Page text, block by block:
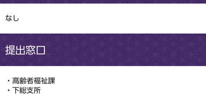
なし
提出窓口
・高齢者福祉課
・下総支所